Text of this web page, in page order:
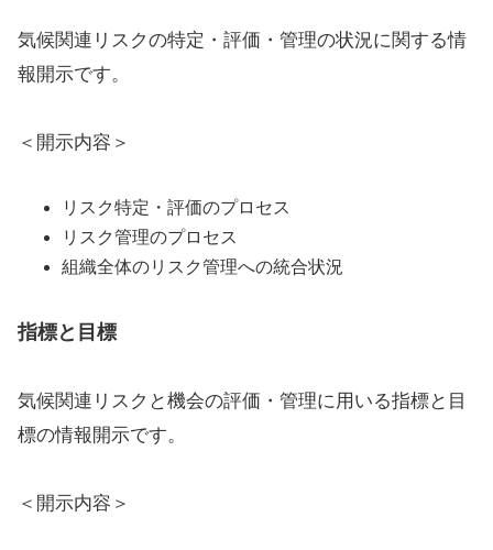
気候関連リスクの特定・評価・管理の状況に関する情
報開示です。
＜開示内容＞
リスク特定・評価のプロセス
リスク管理のプロセス
組織全体のリスク管理への統合状況
指標と目標
気候関連リスクと機会の評価・管理に用いる指標と目
標の情報開示です。
＜開示内容＞